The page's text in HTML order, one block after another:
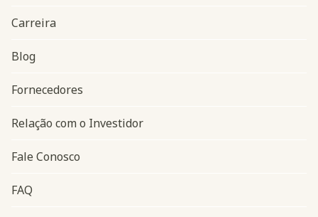
Navegação do rodapé
Carreira
Blog
Fornecedores
Relação com o Investidor
Fale Conosco
FAQ